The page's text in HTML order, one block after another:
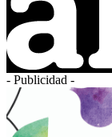
- Publicidad -